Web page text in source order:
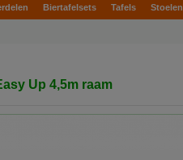
Biertafelsets Tafels Stoelen
Up 4,5m raam